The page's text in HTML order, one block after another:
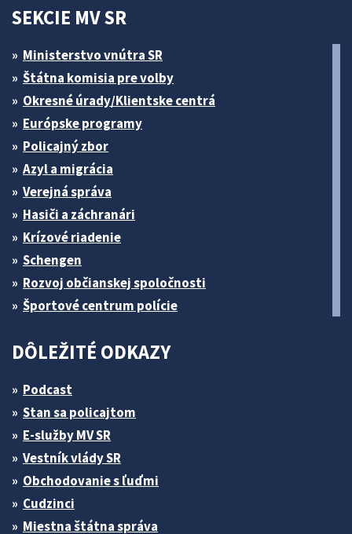
SEKCIE MV SR
Ministerstvo vnútra SR
Štátna komisia pre volby
Okresné úrady/Klientske centrá
Európske programy
Policajný zbor
Azyl a migrácia
Verejná správa
Hasiči a záchranári
Krízové riadenie
Schengen
Rozvoj občianskej spoločnosti
Športové centrum polície
DÔLEŽITÉ ODKAZY
Podcast
Stan sa policajtom
E-služby MV SR
Vestník vlády SR
Obchodovanie s ľuďmi
Cudzinci
Miestna štátna správa